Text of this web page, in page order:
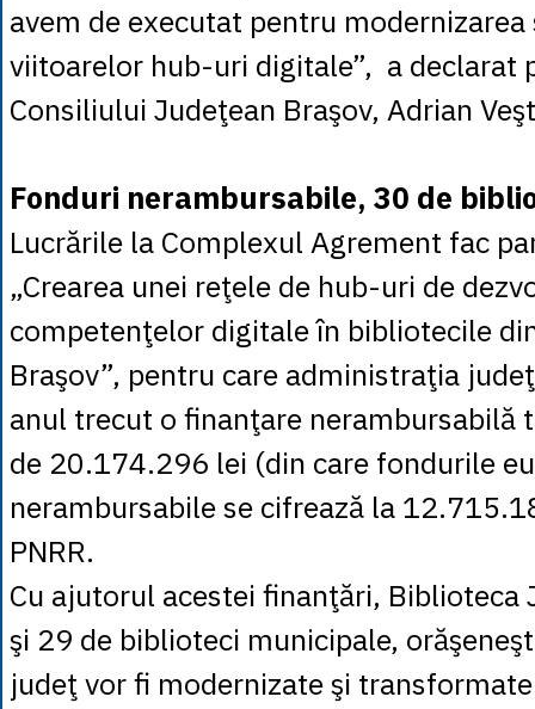
avem de executat pentru
viitoarelor hub-uri digitale”, a declarat
Consiliului Judeţean Braşov, Adrian
Fonduri nerambursabile, 30 de
Lucrările la Complexul Agrement fac
„Crearea unei reţele de hub-uri de
competenţelor digitale în bibliotecile
Braşov”, pentru care administraţia
anul trecut o finanţare nerambursabilă
de 20.174.296 lei (din care fondurile
nerambursabile se cifrează la
PNRR.
Cu ajutorul acestei finanţări, Biblioteca
şi 29 de biblioteci municipale,
judeţ vor fi modernizate şi